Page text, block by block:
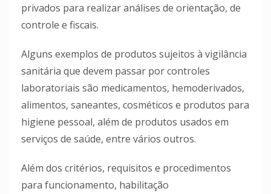
privados para realizar análises de orientação, de
controle e fiscais.
Alguns exemplos de produtos sujeitos à vigilância
sanitária que devem passar por controles
laboratoriais são medicamentos, hemoderivados,
alimentos, saneantes, cosméticos e produtos para
higiene pessoal, além de produtos usados em
serviços de saúde, entre vários outros.
Além dos critérios, requisitos e procedimentos
para funcionamento, habilitação